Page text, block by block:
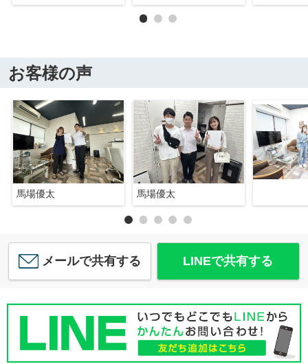
お客様の声
馬場優太 馬場優太
メールで共有する LINEで共有する